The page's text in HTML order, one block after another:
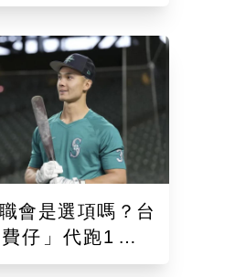
」單場猛打賞
會是選項嗎？台
仔」代跑1場被
自由球員動向受